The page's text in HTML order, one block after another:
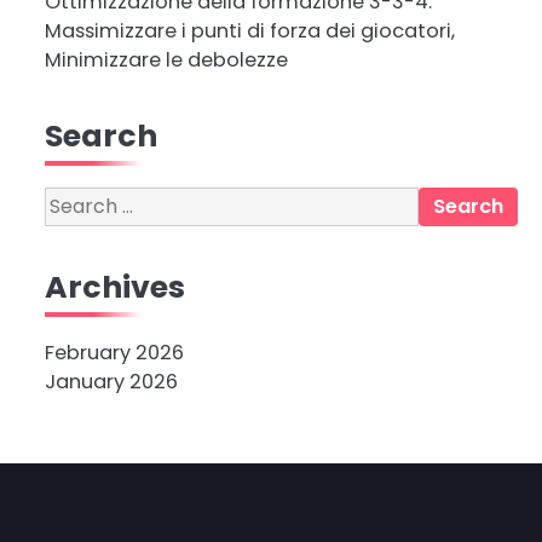
Massimizzare i punti di forza dei giocatori,
Minimizzare le debolezze
Search
Search
for:
Archives
February 2026
January 2026